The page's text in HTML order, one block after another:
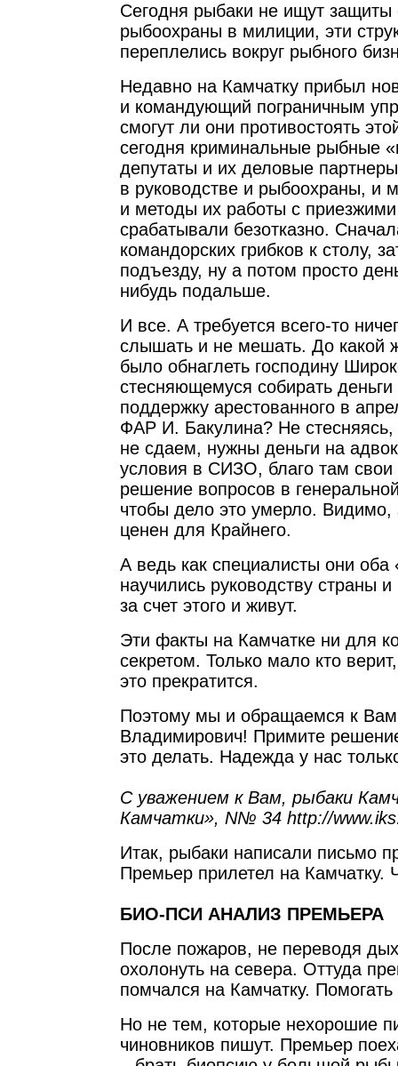
Сегодня рыбаки не ищут защиты
рыбоохраны в милиции, эти
переплелись вокруг рыбного
Недавно на Камчатку прибыл
и командующий пограничным
смогут ли они противостоять
сегодня криминальные рыбные
депутаты и их деловые
в руководстве и рыбоохраны, и
и методы их работы с
срабатывали безотказно.
командорских грибков к столу,
подъезду, ну а потом просто
нибудь подальше.
И все. А требуется всего-то
слышать и не мешать. До какой
было обнаглеть господину
стесняющемуся собирать
поддержку арестованного в
ФАР И. Бакулина? Не стесняясь,
не сдаем, нужны деньги на
условия в СИЗО, благо там свои
решение вопросов в
чтобы дело это умерло. Видимо,
ценен для Крайнего.
А ведь как специалисты они оба
научились руководству страны
за счет этого и живут.
Эти факты на Камчатке ни для
секретом. Только мало кто
это прекратится.
Поэтому мы и обращаемся к
Владимирович! Примите
это делать. Надежда у нас
С уважением к Вам, рыбаки
Камчатки», N№ 34 http://
Итак, рыбаки написали письмо
Премьер прилетел на Камчатку.
БИО-ПСИ АНАЛИЗ ПРЕМЬЕРА
После пожаров, не переводя
охолонуть на cевера. Оттуда
помчался на Камчатку.
Но не тем, которые нехорошие
чиновников пишут. Премьер